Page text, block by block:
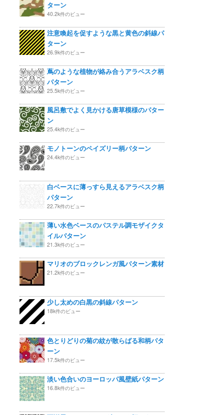
ターン
40.2k件のビュー
注意喚起を促すような黒と黄色の斜線パ
ターン
26.9k件のビュー
蔦のような植物が絡み合うアラベスク柄
パターン
25.5k件のビュー
風呂敷でよく見かける唐草模様のパター
ン
25.4k件のビュー
モノトーンのペイズリー柄パターン
24.4k件のビュー
白ベースに薄っすら見えるアラベスク柄
パターン
22.7k件のビュー
薄い水色ベースのパステル調モザイクタ
イルパターン
21.3k件のビュー
マリオのブロックレンガ風パターン素材
21.2k件のビュー
少し太めの白黒の斜線パターン
18k件のビュー
色とりどりの菊の紋が散らばる和柄パタ
ーン
17.5k件のビュー
淡い色合いのヨーロッパ風壁紙パターン
16.8k件のビュー